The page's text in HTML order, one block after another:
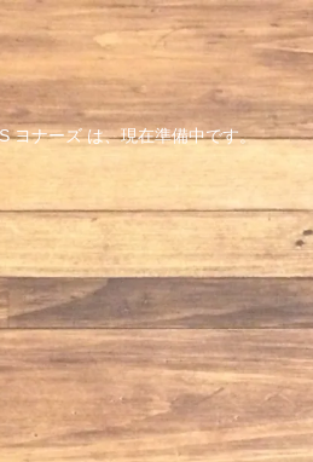
ヨナーズ は、現在準備中です。